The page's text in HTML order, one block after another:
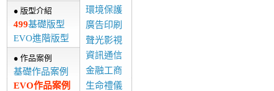
環境保護
廣告印刷
聲光影視
資訊通信
金融工商
生命禮儀
● 版型介紹
499基礎版型
EVO進階版型
● 作品案例
基礎作品案例
EVO作品案例